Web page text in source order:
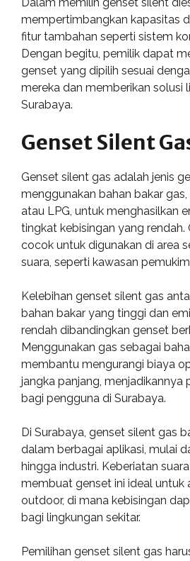
mempertimbangkan kapasitas
fitur tambahan seperti sistem
Dengan begitu, pemilik dapat
genset yang dipilih sesuai
mereka dan memberikan solusi
Surabaya.
Genset Silent
Genset silent gas adalah jenis
menggunakan bahan bakar
atau LPG, untuk menghasilkan
tingkat kebisingan yang rendah.
cocok untuk digunakan di area
suara, seperti kawasan
Kelebihan genset silent gas
bahan bakar yang tinggi dan
rendah dibandingkan genset
Menggunakan gas sebagai
membantu mengurangi biaya
jangka panjang, menjadikannya
bagi pengguna di Surabaya.
Di Surabaya, genset silent gas
dalam berbagai aplikasi, mulai
hingga industri. Keberiatan
membuat genset ini ideal untuk
outdoor, di mana kebisingan
bagi lingkungan sekitar.
Pemilihan genset silent gas